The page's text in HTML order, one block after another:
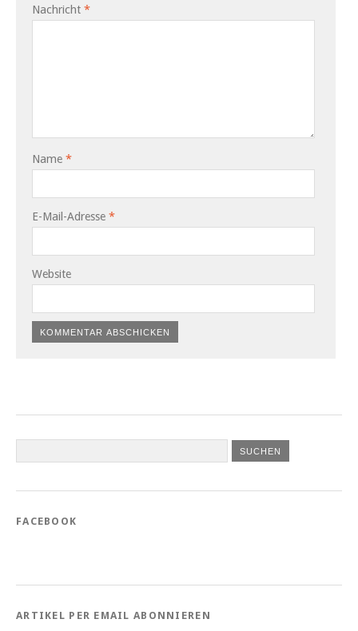
Nachricht *
Name *
E-Mail-Adresse *
Website
FACEBOOK
ARTIKEL PER EMAIL ABONNIEREN